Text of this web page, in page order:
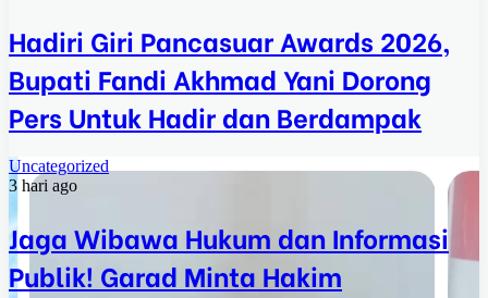
Hadiri Giri Pancasuar Awards 2026,
Bupati Fandi Akhmad Yani Dorong
Pers Untuk Hadir dan Berdampak
Uncategorized
3 hari ago
Jaga Wibawa Hukum dan Informasi
Publik! Garad Minta Hakim